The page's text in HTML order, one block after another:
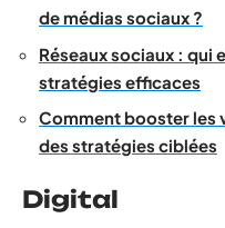
de médias sociaux ?
Réseaux sociaux : qui
stratégies efficaces
Comment booster les
des stratégies ciblées
Digital